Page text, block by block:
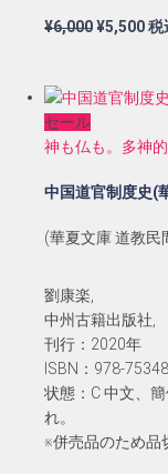
¥6,000元
格
¥6,000
し
¥5,500現
価
は
で
税
セール
神も仏も。多神
中国道官制度史(
(華夏文庫 道教民
劉康楽,
中州古籍出版社,
刊行：2020年
ISBN：978-
状態：C 中文、
れ。
※併売品のため品